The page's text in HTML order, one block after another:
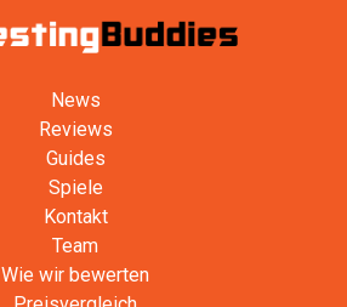
News
Reviews
Guides
Spiele
Kontakt
Team
Wie wir bewerten